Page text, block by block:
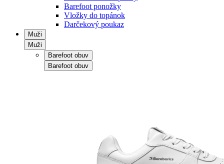
Barefoot ponožky
Vložky do topánok
Darčekový poukaz
Muži
Muži
Barefoot obuv
Barefoot obuv